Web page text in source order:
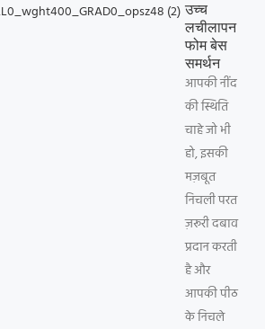
उच्च
लचीलापन
फोम बेस
समर्थन
आपकी नींद
की स्थिति
चाहे जो भी
हो, इसकी
मज़बूत
निचली परत
ज़रूरी दबाव
प्रदान करती
है और
आपकी पीठ
के निचले